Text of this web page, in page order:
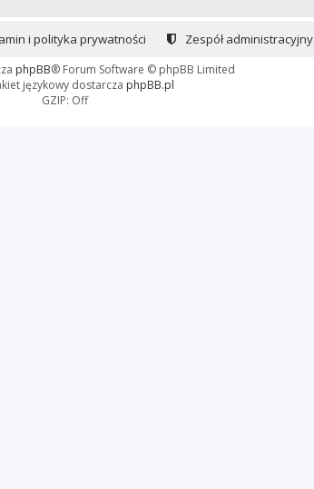
Zespół administracyjny
i polityka prywatności
phpBB® Forum Software © phpBB Limited
językowy dostarcza phpBB.pl
GZIP: Off